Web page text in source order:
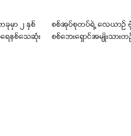
ခုမှာ ၂ နှစ်
ေနစ်သေဆုံး
စစ်အုပ်စုတပ်ရဲ့ လေယာဉ်
စစ်ဘေးရှောင်အမျိုးသား